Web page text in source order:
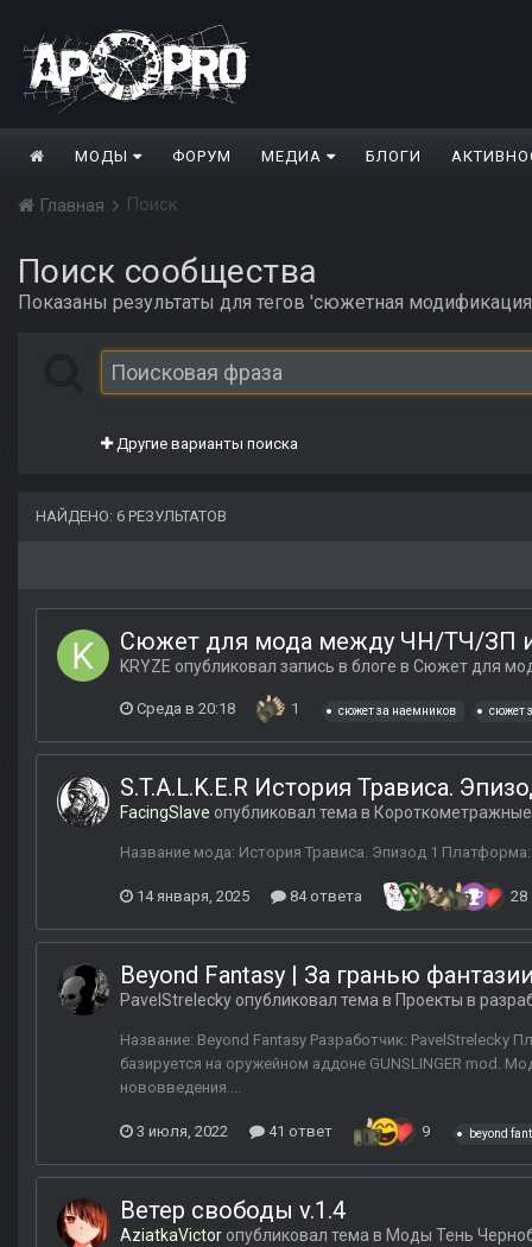
МОДЫ ФОРУМ МЕДИА БЛОГИ
Главная Поиск
Поиск сообщества
Показаны результаты для тегов 'сюжетная
Другие варианты поиска
НАЙДЕНО: 6 РЕЗУЛЬТАТОВ
Сюжет для мода между ЧН/ТЧ/ЗП
KRYZE опубликовал запись в блоге в Сюжет для
Среда в 20:18 1 сюжет за наемников сюжет
S.T.A.L.K.E.R История Трависа.
FacingSlave опубликовал тема в
Название мода: История Трависа. Эпизод 1
14 января, 2025 84 ответа 28
Beyond Fantasy | За гранью
PavelStrelecky опубликовал тема в Проекты в
Название: Beyond Fantasy Разработчик: PavelStrelecky
базируется на оружейном аддоне GUNSLINGER mod.
нововведения....
3 июля, 2022 41 ответ 9 beyond
Ветер свободы v.1.4
AziatkaVictor опубликовал тема в Моды Тень